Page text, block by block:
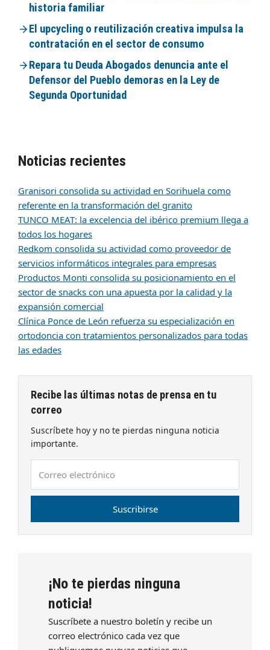
historia familiar
El upcycling o reutilización creativa impulsa la
contratación en el sector de consumo
Repara tu Deuda Abogados denuncia ante el
Defensor del Pueblo demoras en la Ley de
Segunda Oportunidad
Noticias recientes
Granisori consolida su actividad en Sorihuela como
referente en la transformación del granito
TUNCO MEAT: la excelencia del ibérico premium llega a
todos los hogares
Redkom consolida su actividad como proveedor de
servicios informáticos integrales para empresas
Productos Monti consolida su posicionamiento en el
sector de snacks con una apuesta por la calidad y la
expansión comercial
Clínica Ponce de León refuerza su especialización en
ortodoncia con tratamientos personalizados para todas
las edades
Recibe las últimas notas de prensa en tu
correo
Suscríbete hoy y no te pierdas ninguna noticia
importante.
electrónico
Suscribirse
¡No te pierdas ninguna
noticia!
Suscríbete a nuestro boletín y recibe un
correo electrónico cada vez que